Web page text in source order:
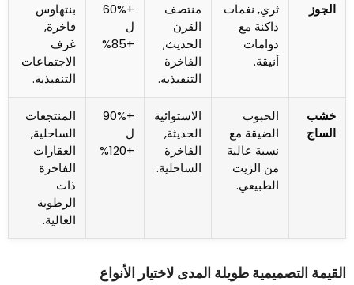
الجوز
ثري, نغمات
داكنة مع
دوامات
أنيقة.
منتصف
القرن
الحديث,
الفاخرة
التنفيذية.
+60%
بنتهاوس
فاخرة,
غرف
الاجتماعات
التنفيذية.
خشب
الساج
الحبوب
الضيقة مع
نسبة عالية
من الزيت
الطبيعي.
الاستوائية
الحديثة,
الفاخرة
الساحلية.
+90%
المنتجعات
الساحلية,
العقارات
الفاخرة
ذات
الرطوبة
العالية.
التصميمية طويلة المدى لاختيار الأنواع